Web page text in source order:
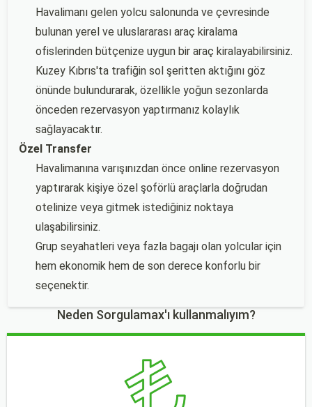
Havalimanı gelen yolcu salonunda ve çevresinde
bulunan yerel ve uluslararası araç kiralama
ofislerinden bütçenize uygun bir araç kiralayabilirsiniz.
Kuzey Kıbrıs'ta trafiğin sol şeritten aktığını göz
önünde bulundurarak, özellikle yoğun sezonlarda
önceden rezervasyon yaptırmanız kolaylık
sağlayacaktır.
Özel Transfer
Havalimanına varışınızdan önce online rezervasyon
yaptırarak kişiye özel şoförlü araçlarla doğrudan
otelinize veya gitmek istediğiniz noktaya
ulaşabilirsiniz.
Grup seyahatleri veya fazla bagajı olan yolcular için
hem ekonomik hem de son derece konforlu bir
seçenektir.
Neden Sorgulamax'ı kullanmalıyım?